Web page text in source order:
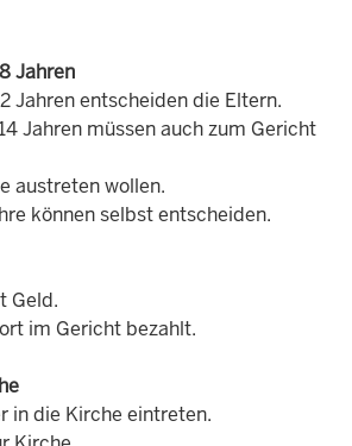
Jahren
Jahren entscheiden die Eltern.
Jahren müssen auch zum Gericht
austreten wollen.
können selbst entscheiden.
Geld.
im Gericht bezahlt.
in die Kirche eintreten.